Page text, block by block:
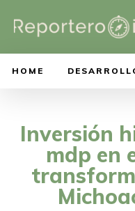
HOME
Inversión
mdp en